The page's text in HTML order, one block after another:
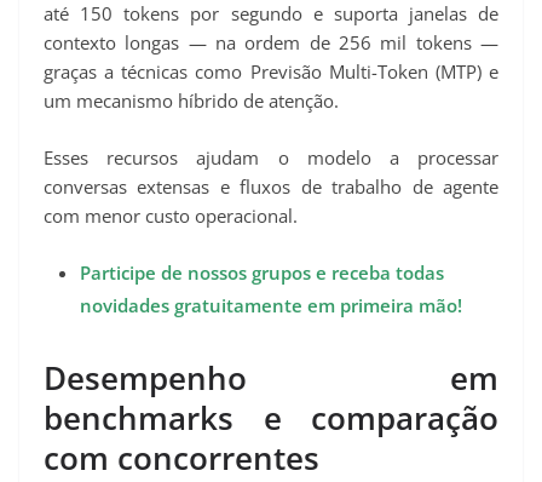
até 150 tokens por segundo e suporta janelas de
contexto longas — na ordem de 256 mil tokens —
graças a técnicas como Previsão Multi-Token (MTP) e
um mecanismo híbrido de atenção.
Esses recursos ajudam o modelo a processar
conversas extensas e fluxos de trabalho de agente
com menor custo operacional.
Participe de nossos grupos e receba todas
novidades gratuitamente em primeira mão!
Desempenho em
benchmarks e comparação
com concorrentes